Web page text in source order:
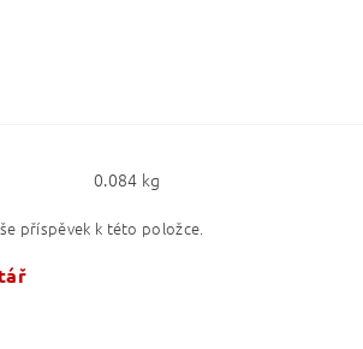
0.084 kg
příspěvek k této položce.